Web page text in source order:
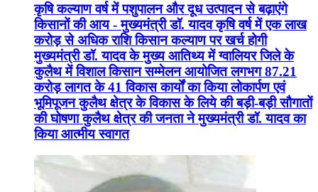
कृषि कल्याण वर्ष में पशुपालन और दूध उत्पादन से बढ़ाएंगे
किसानों की आय - मुख्यमंत्री डॉ. यादव कृषि वर्ष में एक लाख
करोड़ से अधिक राशि किसान कल्याण पर खर्च होगी
मुख्यमंत्री डॉ. यादव के मुख्य आतिथ्य में ग्वालियर जिले के
कुलैथ में विशाल किसान सम्मेलन आयोजित लगभग 87.21
करोड़ लागत के 41 विकास कार्यों का किया लोकार्पण एवं
भूमिपूजन कुलैथ क्षेत्र के विकास के लिये की बड़ी-बड़ी सौगातों
की घोषणा कुलैथ क्षेत्र की जनता ने मुख्यमंत्री डॉ. यादव का
किया आत्मीय स्वागत